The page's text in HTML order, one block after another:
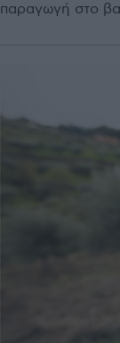
παραγωγή στο